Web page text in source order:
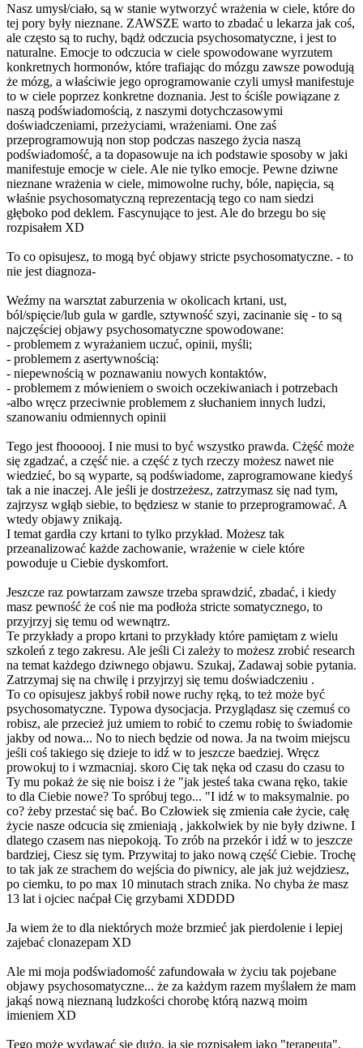
Nasz umysł/ciało, są w stanie wytworzyć wrażenia w ciele, które do
tej pory były nieznane. ZAWSZE warto to zbadać u lekarza jak coś,
ale często są to ruchy, bądż odczucia psychosomatyczne, i jest to
naturalne. Emocje to odczucia w ciele spowodowane wyrzutem
konkretnych hormonów, które trafiając do mózgu zawsze powodują
że mózg, a właściwie jego oprogramowanie czyli umysł manifestuje
to w ciele poprzez konkretne doznania. Jest to ściśle powiązane z
naszą podświadomością, z naszymi dotychczasowymi
doświadczeniami, przeżyciami, wrażeniami. One zaś
przeprogramowują non stop podczas naszego życia naszą
podświadomość, a ta dopasowuje na ich podstawie sposoby w jaki
manifestuje emocje w ciele. Ale nie tylko emocje. Pewne dziwne
nieznane wrażenia w ciele, mimowolne ruchy, bóle, napięcia, są
właśnie psychosomatyczną reprezentacją tego co nam siedzi
głęboko pod deklem. Fascynujące to jest. Ale do brzegu bo się
rozpisałem XD
To co opisujesz, to mogą być objawy stricte psychosomatyczne. - to
nie jest diagnoza-
Weźmy na warsztat zaburzenia w okolicach krtani, ust,
ból/spięcie/lub gula w gardle, sztywność szyi, zacinanie się - to są
najczęściej objawy psychosomatyczne spowodowane:
- problemem z wyrażaniem uczuć, opinii, myśli;
- problemem z asertywnością:
- niepewnością w poznawaniu nowych kontaktów,
- problemem z mówieniem o swoich oczekiwaniach i potrzebach
-albo wręcz przeciwnie problemem z słuchaniem innych ludzi,
szanowaniu odmiennych opinii
Tego jest fhoooooj. I nie musi to być wszystko prawda. Cżęść może
się zgadzać, a część nie. a część z tych rzeczy możesz nawet nie
wiedzieć, bo są wyparte, są podświadome, zaprogramowane kiedyś
tak a nie inaczej. Ale jeśli je dostrzeżesz, zatrzymasz się nad tym,
zajrzysz wgłąb siebie, to będziesz w stanie to przeprogramować. A
wtedy objawy znikają.
I temat gardła czy krtani to tylko przykład. Możesz tak
przeanalizować każde zachowanie, wrażenie w ciele które
powoduje u Ciebie dyskomfort.
Jeszcze raz powtarzam zawsze trzeba sprawdzić, zbadać, i kiedy
masz pewność że coś nie ma podłoża stricte somatycznego, to
przyjrzyj się temu od wewnątrz.
Te przykłady a propo krtani to przykłady które pamiętam z wielu
szkoleń z tego zakresu. Ale jeśli Ci zależy to możesz zrobić research
na temat każdego dziwnego objawu. Szukaj, Zadawaj sobie pytania.
Zatrzymaj się na chwilę i przyjrzyj się temu doświadczeniu .
To co opisujesz jakbyś robił nowe ruchy ręką, to też może być
psychosomatyczne. Typowa dysocjacja. Przyglądasz się czemuś co
robisz, ale przecież już umiem to robić to czemu robię to świadomie
jakby od nowa... No to niech będzie od nowa. Ja na twoim miejscu
jeśli coś takiego się dzieje to idź w to jeszcze baedziej. Wręcz
prowokuj to i wzmacniaj. skoro Cię tak nęka od czasu do czasu to
Ty mu pokaż że się nie boisz i że "jak jesteś taka cwana ręko, takie
to dla Ciebie nowe? To spróbuj tego... "I idź w to maksymalnie. po
co? żeby przestać się bać. Bo Człowiek się zmienia całe życie, całę
życie nasze odcucia się zmieniają , jakkolwiek by nie były dziwne. I
dlatego czasem nas niepokoją. To zrób na przekór i idź w to jeszcze
bardziej, Ciesz się tym. Przywitaj to jako nową część Ciebie. Trochę
to tak jak ze strachem do wejścia do piwnicy, ale jak już wejdziesz,
po ciemku, to po max 10 minutach strach znika. No chyba że masz
13 lat i ojciec naćpał Cię grzybami XDDDD
Ja wiem że to dla niektórych może brzmieć jak pierdolenie i lepiej
zajebać clonazepam XD
Ale mi moja podświadomość zafundowała w życiu tak pojebane
objawy psychosomatyczne... że za każdym razem myślałem że mam
jakąś nową nieznaną ludzkości chorobę którą nazwą moim
imieniem XD
Tego może wydawać się dużo, ja się rozpisałem jako "terapeuta",